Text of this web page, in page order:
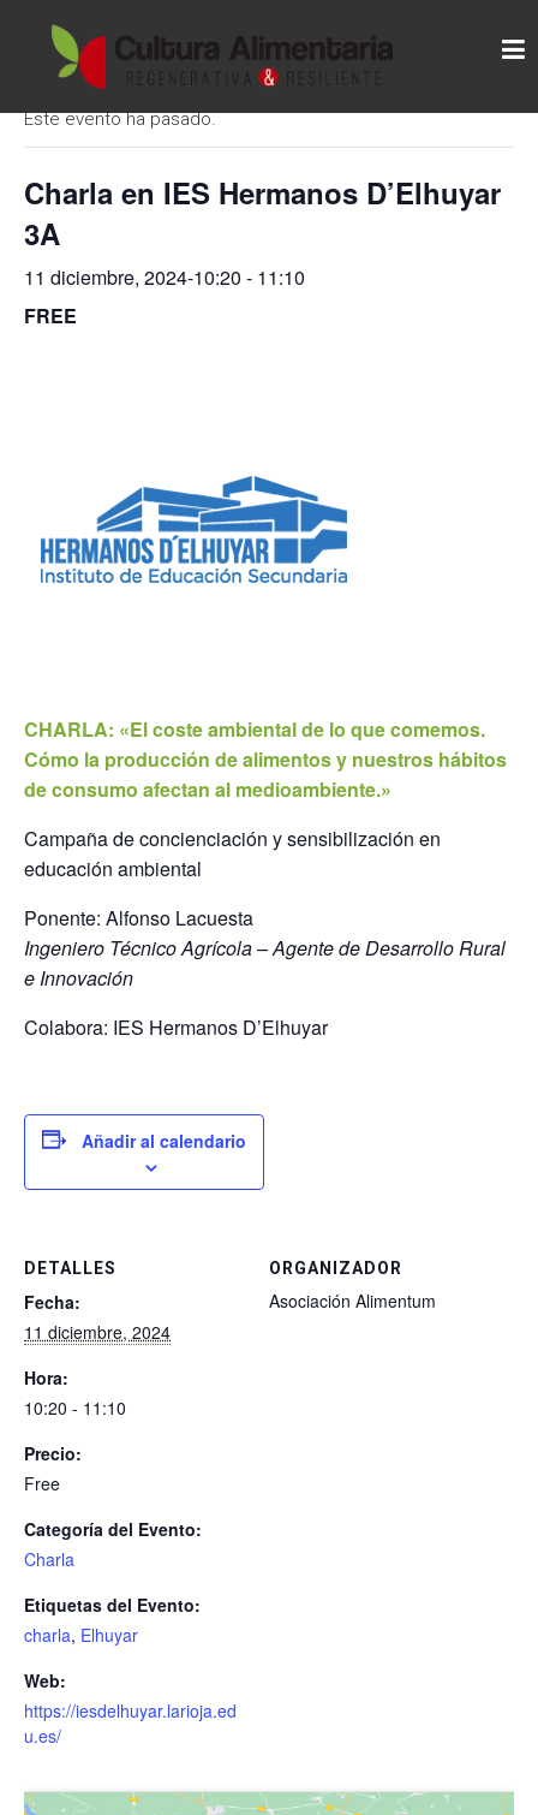
content
C
L
T
U
R
A
A
L
A
R
« Todos los Eventos
Este evento ha pasado.
Charla en IES Hermanos D’Elhuyar
3A
11 diciembre, 2024-10:20 - 11:10
FREE
CHARLA: «El coste ambiental de lo que comemos.
Cómo la producción de alimentos y nuestros hábitos
de consumo afectan al medioambiente.»
Campaña de concienciación y sensibilización en
educación ambiental
Ponente: Alfonso Lacuesta
Ingeniero Técnico Agrícola – Agente de Desarrollo Rural
e Innovación
Colabora: IES Hermanos D’Elhuyar
Añadir al calendario
DETALLES
Fecha:
11 diciembre, 2024
Hora:
10:20 - 11:10
Precio:
Free
Categoría del Evento:
Charla
Etiquetas del Evento:
charla, Elhuyar
Web:
https://iesdelhuyar.larioja.ed
u.es/
ORGANIZADOR
Asociación Alimentum